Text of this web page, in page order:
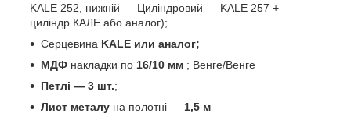
KALE 252, нижній — Циліндровий — KALE 257 +
циліндр КАЛЕ або аналог);
Серцевина KALE или аналог;
МДФ накладки по 16/10 мм ; Венге/Венге
Петлі — 3 шт.;
Лист металу на полотні — 1,5 м